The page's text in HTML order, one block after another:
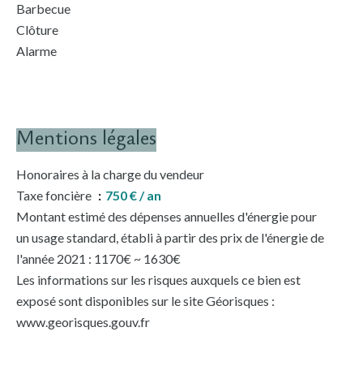
Barbecue
Clôture
Alarme
Mentions légales
Honoraires à la charge du vendeur
Taxe foncière
750 € / an
Montant estimé des dépenses annuelles d'énergie pour
un usage standard, établi à partir des prix de l'énergie de
l'année 2021 : 1170€ ~ 1630€
Les informations sur les risques auxquels ce bien est
exposé sont disponibles sur le site Géorisques :
www.georisques.gouv.fr